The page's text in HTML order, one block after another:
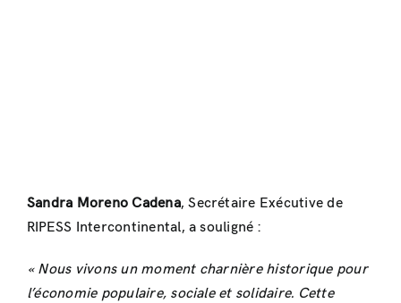
Sandra Moreno Cadena, Secrétaire Exécutive de
RIPESS Intercontinental, a souligné :
« Nous vivons un moment charnière historique pour
l’économie populaire, sociale et solidaire. Cette